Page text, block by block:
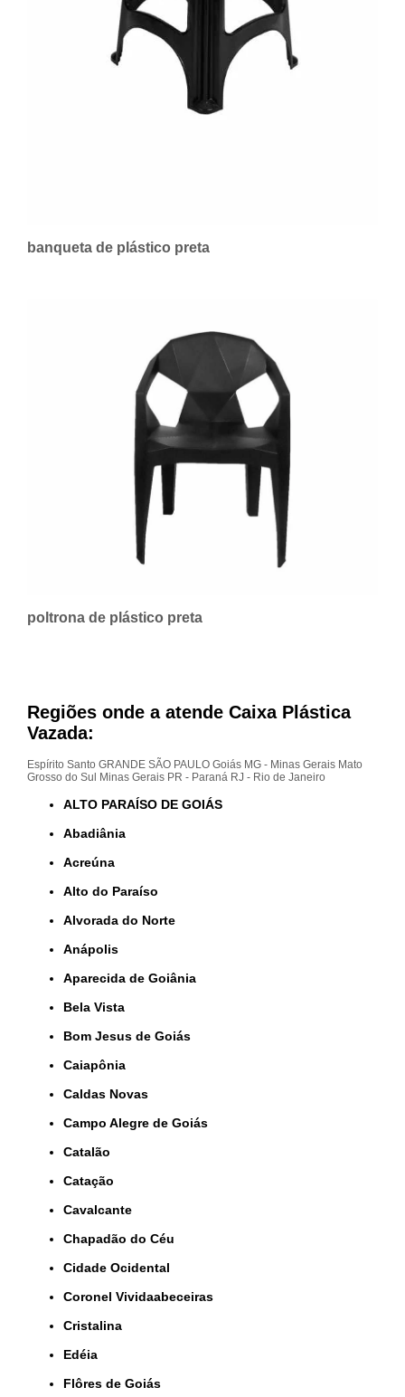
banqueta de plástico preta
poltrona de plástico preta
Regiões onde a atende Caixa Plástica
Vazada:
Espírito Santo GRANDE SÃO PAULO Goiás MG - Minas Gerais Mato
Grosso do Sul
Minas Gerais PR - Paraná RJ - Rio de Janeiro
ALTO PARAÍSO DE GOIÁS
Abadiânia
Acreúna
Alto do Paraíso
Alvorada do Norte
Anápolis
Aparecida de Goiânia
Bela Vista
Bom Jesus de Goiás
Caiapônia
Caldas Novas
Campo Alegre de Goiás
Catalão
Catação
Cavalcante
Chapadão do Céu
Cidade Ocidental
Coronel Vividaabeceiras
Cristalina
Edéia
Flôres de Goiás